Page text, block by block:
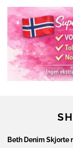
Beth Denim Skjorte